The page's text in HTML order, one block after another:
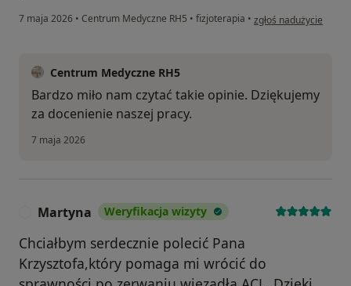
7 maja 2026 • Centrum Medyczne RH5 • fizjoterapia • w opinii użytkownika
zgłoś nadużycie
Centrum Medyczne RH5
Bardzo miło nam czytać takie opinie. Dziękujemy
za docenienie naszej pracy.
7 maja 2026
Martyna Weryfikacja wizyty
Chciałbym serdecznie polecić Pana
Krzysztofa,który pomaga mi wrócić do